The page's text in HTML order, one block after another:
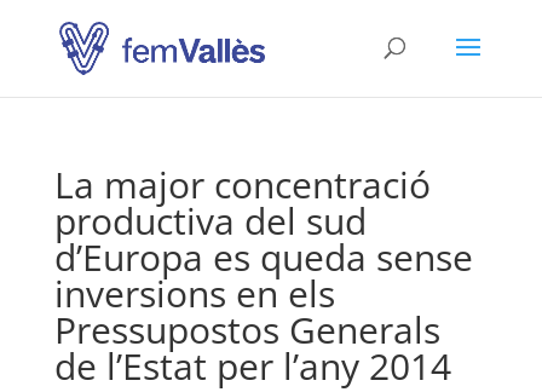
La major concentració
productiva del sud
d’Europa es queda sense
inversions en els
Pressupostos Generals
de l’Estat per l’any 2014